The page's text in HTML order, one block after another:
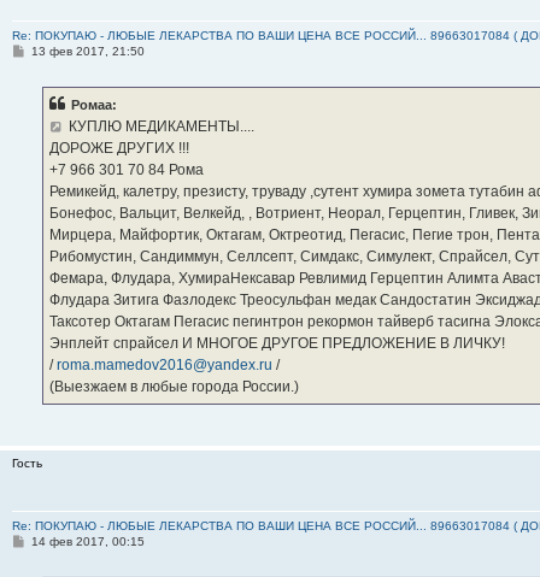
Re: ПОКУПАЮ - ЛЮБЫЕ ЛЕКАРСТВА ПО ВАШИ ЦЕНА ВСЕ РОССИЙ... 89663017084 (
С13 фев 2017, 21:50
Ромаа:
КУПЛЮ МЕДИКАМЕНТЫ....
ДОРОЖЕ ДРУГИХ !!!
‪+7 966 301 70 84‬ Рома
Ремикейд, калетру, презисту, труваду ,сутент хумира зомета
Бонефос, Вальцит, Велкейд, , Вотриент, Неорал, Герцептин, Гливек,
Мирцера, Майфортик, Октагам, Октреотид, Пегасис, Пегие трон,
Рибомустин, Сандиммун, Селлсепт, Симдакс, Симулект, Спрайсел,
Фемара, Флудара, ХумираНексавар Ревлимид Герцептин Алимта
Флудара Зитига Фазлодекс Треосульфан медак Сандостатин
Таксотер Октагам Пегасис пегинтрон рекормон тайверб тасигна
Энплейт спрайсел И МНОГОЕ ДРУГОЕ ПРЕДЛОЖЕНИЕ В ЛИЧКУ!
/roma.mamedov2016@yandex.ru /
(Выезжаем в любые города России.)
Гость
Re: ПОКУПАЮ - ЛЮБЫЕ ЛЕКАРСТВА ПО ВАШИ ЦЕНА ВСЕ РОССИЙ... 89663017084 (
С14 фев 2017, 00:15